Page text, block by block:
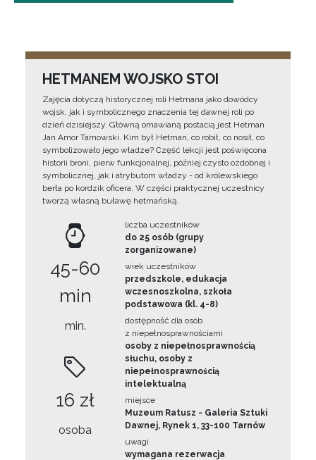
HETMANEM WOJSKO STOI
Zajęcia dotyczą historycznej roli Hetmana jako dowódcy
wojsk, jak i symbolicznego znaczenia tej dawnej roli po
dzień dzisiejszy. Główną omawianą postacią jest Hetman
Jan Amor Tarnowski. Kim był Hetman, co robił, co nosił, co
symbolizowało jego władze? Część lekcji jest poświęcona
historii broni, pierw funkcjonalnej, później czysto ozdobnej i
symbolicznej, jak i atrybutom władzy - od królewskiego
berła po kordzik oficera. W części praktycznej uczestnicy
tworzą własną buławę hetmańską.
45-60
min
min.
16 zł
osoba
liczba uczestników
do 25 osób (grupy
zorganizowane)
wiek uczestników
przedszkole, edukacja
wczesnoszkolna, szkoła
podstawowa (kl. 4-8)
dostępność dla osób
z niepełnosprawnościami
osoby z niepełnosprawnością
słuchu, osoby z
niepełnosprawnością
intelektualną
miejsce
Muzeum Ratusz - Galeria Sztuki
Dawnej, Rynek 1, 33-100 Tarnów
uwagi
wymagana rezerwacja